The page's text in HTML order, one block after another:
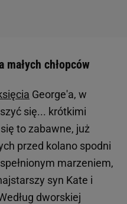
chłopców
George'a, w
się... krótkimi
to zabawne, już
przed kolano spodni
marzeniem,
syn Kate i
dworskiej